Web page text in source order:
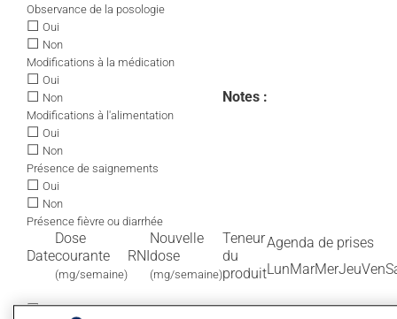
Observance de la posologie
Notes :
☐ Oui
☐ Non
Modifications à la médication
☐ Oui
☐ Non
Modifications à l'alimentation
☐ Oui
☐ Non
Présence de saignements
☐ Oui
☐ Non
Présence fièvre ou diarrhée
Date
Dose
courante
(mg/semaine)
RNI
Nouvelle
dose
(mg/semaine)
Teneur
du
produit
Agenda de prises
LunMarMerJeuVen
☐Oui